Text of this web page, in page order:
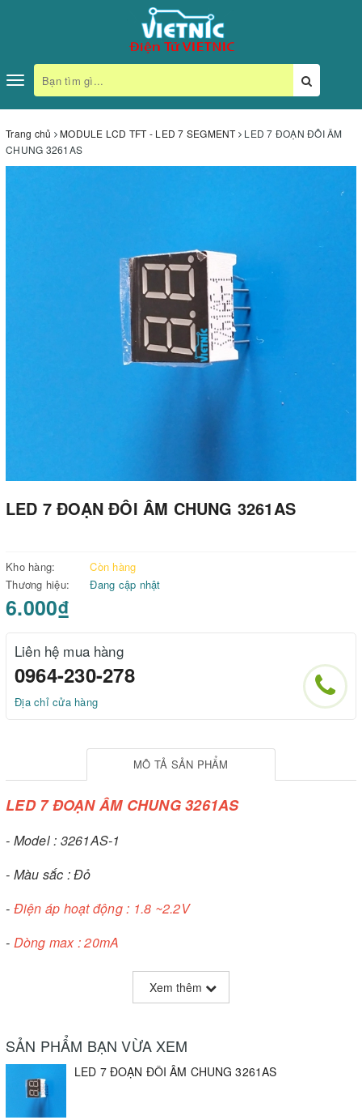
Toggle
navigation
Trang chủ MODULE LCD TFT - LED 7 SEGMENT
LED 7 ĐOẠN ĐÔI ÂM
CHUNG 3261AS
LED 7 ĐOẠN ĐÔI ÂM CHUNG 3261AS
Kho hàng:
Còn hàng
Thương hiệu:
Đang cập nhật
6.000₫
Liên hệ mua hàng
0964-230-278
Địa chỉ cửa hàng
MÔ TẢ SẢN PHẨM
LED 7 ĐOẠN ÂM CHUNG 3261AS
- Model : 3261AS-1
- Màu sắc : Đỏ
- Điện áp hoạt động : 1.8 ~2.2V
- Dòng max : 20mA
- Kích thước : 14x15mm
- Sơ đồ chân LED 7 đoạn loại âm chung Model 3261BS
- Chân âm chung : Chân 5, Chân 10
Xem thêm
SẢN PHẨM BẠN VỪA XEM
LED 7 ĐOẠN ĐÔI ÂM CHUNG 3261AS